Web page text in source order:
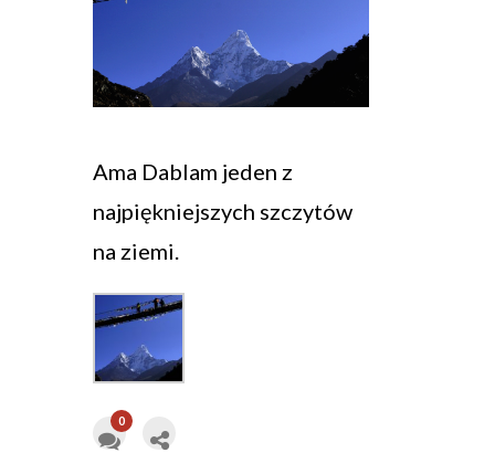
Ama Dablam jeden z
najpiękniejszych szczytów
na ziemi.
0